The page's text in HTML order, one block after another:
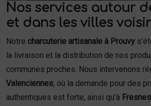
Nos services autour
et dans les villes
Notre charcuterie artisanale à Prouvy
la livraison et la distribution de nos
communes proches. Nous intervenons
Valenciennes, où la demande pour des
authentiques est forte, ainsi qu’à